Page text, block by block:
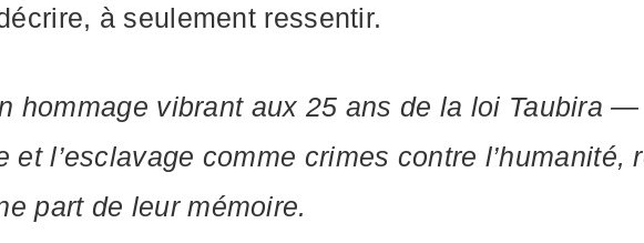
à seulement ressentir.
hommage vibrant aux 25 ans de la loi Taubira
l’esclavage comme crimes contre l’humanité,
part de leur mémoire.